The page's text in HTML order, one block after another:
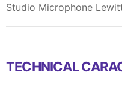
Studio Microphone
TECHNICAL